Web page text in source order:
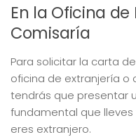
En la Oficina
Comisaría
Para solicitar la carta
oficina de extranjería o
tendrás que presentar
fundamental que lleves
eres extranjero.